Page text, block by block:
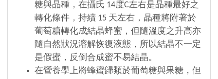
糖與晶種，在攝氏 14度C左右是晶種最好之
轉化條件，持續 15 天左右，晶種將附著於
葡萄糖轉化成結晶蜂蜜，但隨溫度之升高亦
隨自然狀況溶解恢復液態，所以結晶不一定
是假蜜，反倒合成蜜不易結晶。
在營養學上將蜂蜜歸類於葡萄糖與果糖，但